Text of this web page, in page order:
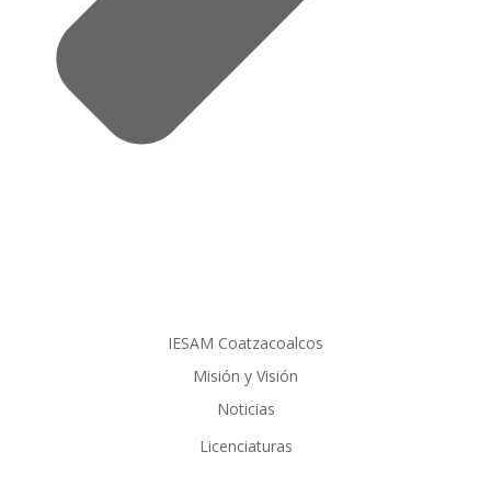
IESAM Coatzacoalcos
Misión y Visión
Noticias
Licenciaturas